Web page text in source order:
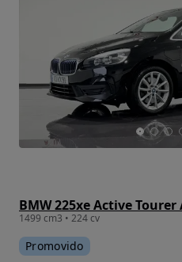
BMW 225xe Active
1499 cm3 • 224 cv
Promovido